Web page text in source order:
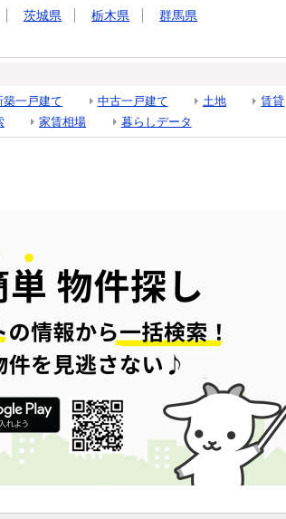
茨城県 栃木県 群馬県
築一戸建て 中古一戸建て 土地 賃貸
家賃相場 暮らしデータ